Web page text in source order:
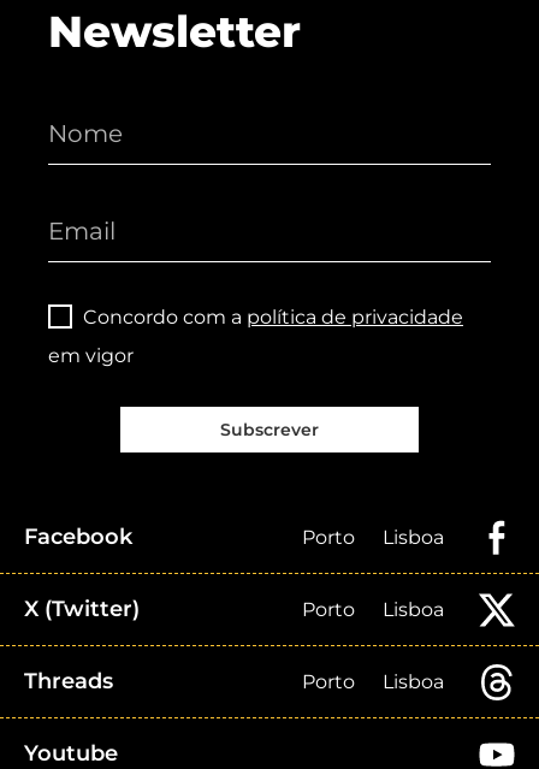
Newsletter
Concordo com a política de privacidade
em vigor
Subscrever
Facebook Porto Lisboa
X (Twitter) Porto Lisboa
Threads Porto Lisboa
Youtube